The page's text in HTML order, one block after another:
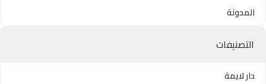
المدونة
التصنيفات
دار لايمة